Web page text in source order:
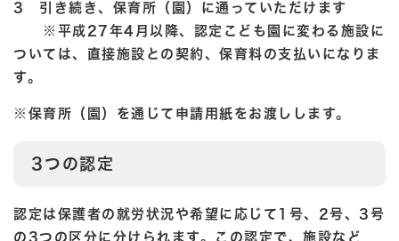
3 引き続き、保育所（園）に通っていただけます
※平成27年4月以降、認定こども園に変わる施設に
ついては、直接施設との契約、保育料の支払いになりま
す。
※保育所（園）を通じて申請用紙をお渡しします。
3つの認定
認定は保護者の就労状況や希望に応じて1号、2号、3号
の3つの区分に分けられます。この認定で、施設など